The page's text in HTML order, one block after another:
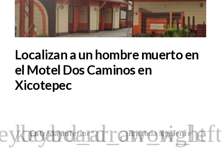
Localizan a un hombre muerto en
el Motel Dos Caminos en
Xicotepec
Entrada anterior Entrada siguiente